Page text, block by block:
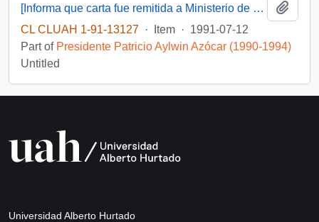
[Informa que carta fue remitida a Ministerio de Educación Pública, mediante Of. GAB. PRES. (0) 91/2438]
CL CLUAH 1-91-13127 · Item · 1991-07-12
Part of Presidente Patricio Aylwin Azócar (1990-1994)
Untitled
Universidad Alberto Hurtado